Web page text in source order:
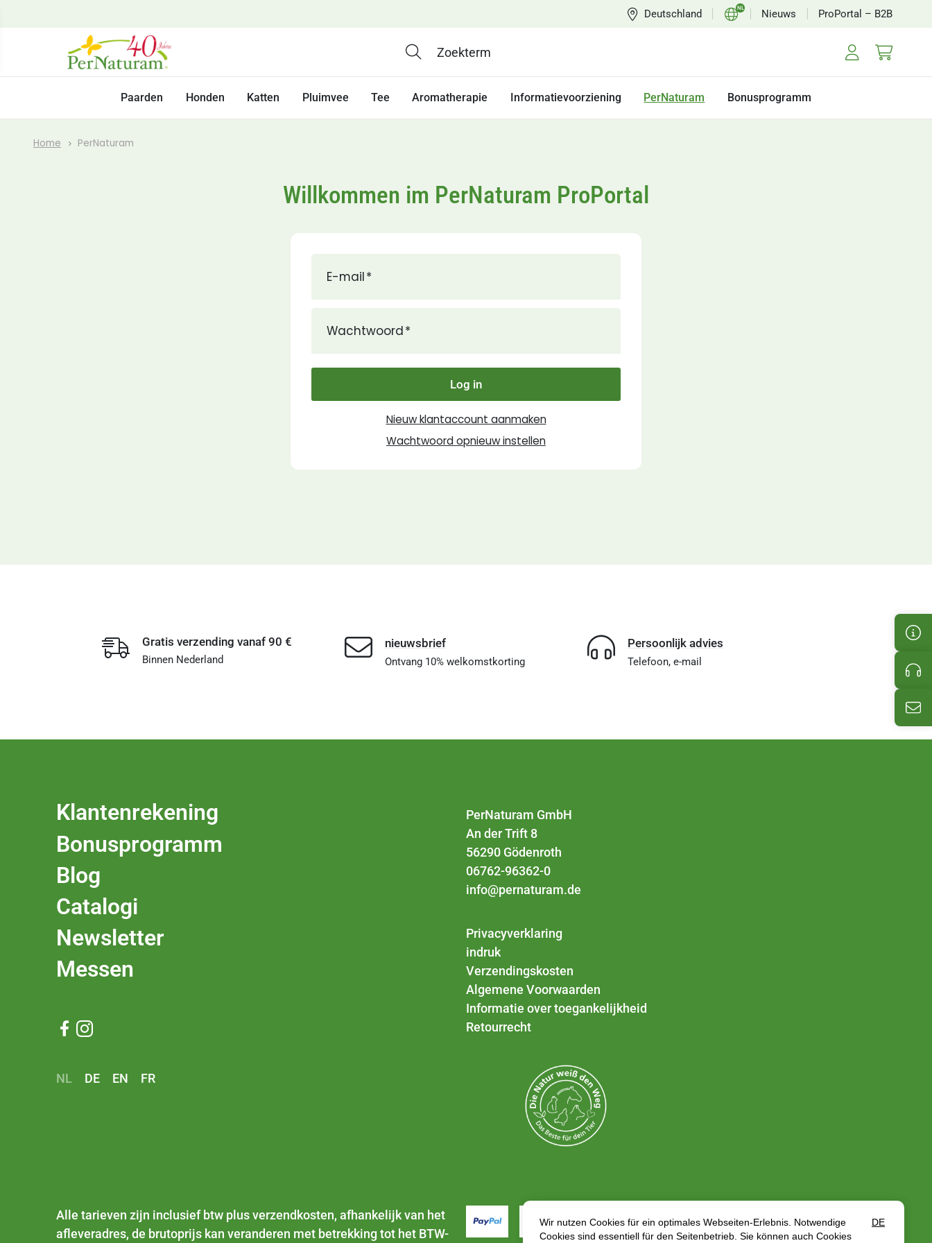
Deutschland NL Nieuws ProPortal – B2B
Paarden Honden Katten Pluimvee Tee Aromatherapie Informatievoorziening PerNaturam Bonusprogramm
Home PerNaturam
Willkommen im PerNaturam ProPortal
E-mail
Wachtwoord
Log in
Nieuw klantaccount aanmaken
Wachtwoord opnieuw instellen
E-
Gratis verzending vanaf 90 €
Binnen Nederland
nieuwsbrief
Ontvang 10% welkomstkorting
Persoonlijk advies
Telefoon, e-mail
Klantenrekening
Bonusprogramm
Blog
Catalogi
Newsletter
Messen
 
NL DE EN FR
PerNaturam GmbH
An der Trift 8
56290 Gödenroth
06762-96362-0
info@pernaturam.de
Privacyverklaring
indruk
Verzendingskosten
Algemene Voorwaarden
Informatie over toegankelijkheid
Retourrecht
Alle tarieven zijn inclusief btw plusverzendkosten, afhankelijk van het
afleveradres, de brutoprijs kan veranderen met betrekking tot het BTW-